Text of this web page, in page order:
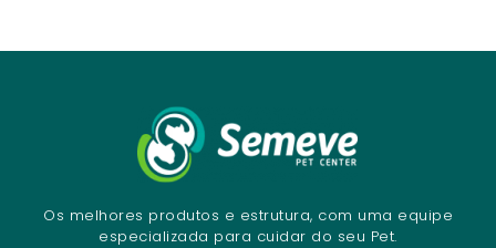
Os melhores produtos e estrutura, com uma equipe
especializada para cuidar do seu Pet.